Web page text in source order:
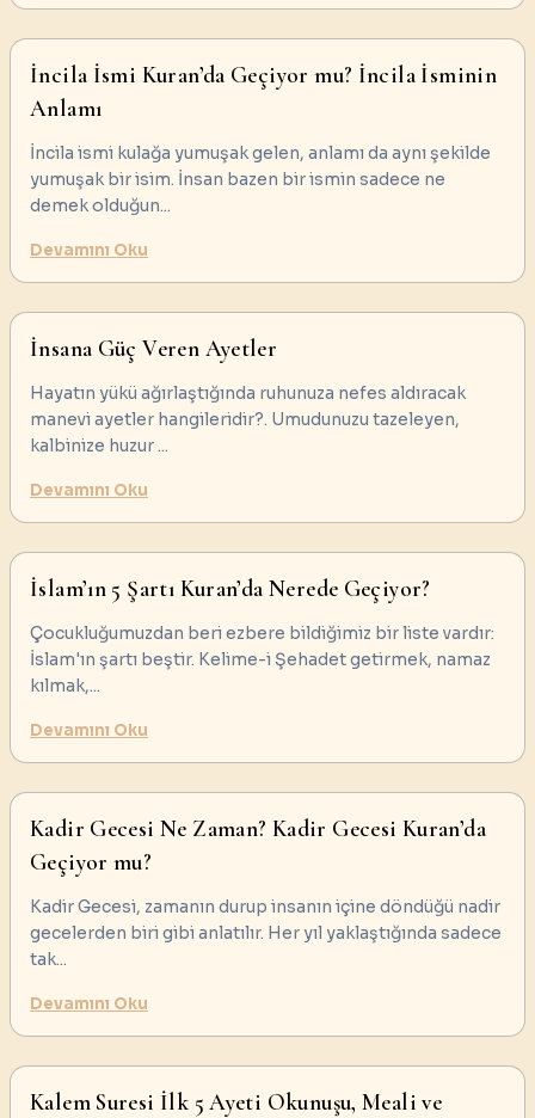
İncila İsmi Kuran’da Geçiyor mu? İncila İsminin
Anlamı
İncila ismi kulağa yumuşak gelen, anlamı da aynı şekilde
yumuşak bir isim. İnsan bazen bir ismin sadece ne
demek olduğun...
Devamını Oku
İnsana Güç Veren Ayetler
Hayatın yükü ağırlaştığında ruhunuza nefes aldıracak
manevi ayetler hangileridir?. Umudunuzu tazeleyen,
kalbinize huzur...
Devamını Oku
İslam’ın 5 Şartı Kuran’da Nerede Geçiyor?
Çocukluğumuzdan beri ezbere bildiğimiz bir liste vardır:
İslam'ın şartı beştir. Kelime-i Şehadet getirmek, namaz
kılmak,...
Devamını Oku
Kadir Gecesi Ne Zaman? Kadir Gecesi Kuran’da
Geçiyor mu?
Kadir Gecesi, zamanın durup insanın içine döndüğü nadir
gecelerden biri gibi anlatılır. Her yıl yaklaştığında sadece
tak...
Devamını Oku
Kalem Suresi İlk 5 Ayeti Okunuşu, Meali ve